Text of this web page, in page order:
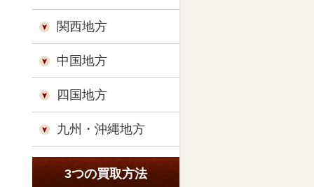
関西地方
中国地方
四国地方
九州・沖縄地方
3つの買取方法